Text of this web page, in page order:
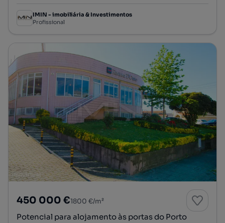
IMIN - imobiliária & Investimentos
Profissional
450 000 €1800 €/m²
Potencial para alojamento às portas do Porto